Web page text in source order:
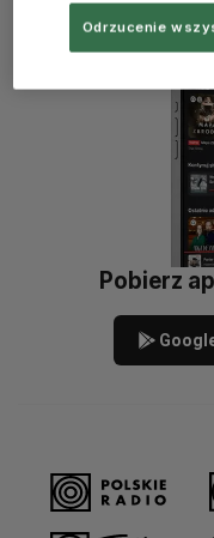
Pobierz
Odrzucenie